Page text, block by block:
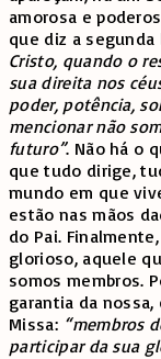
amorosa e
que diz a segunda
Cristo, quando o
sua direita nos
poder, potência,
mencionar não
futuro”. Não há o
que tudo dirige,
mundo em que
estão nas mãos
do Pai.
glorioso, aquele
somos membros.
garantia da nossa,
Missa: “membros
participar da sua